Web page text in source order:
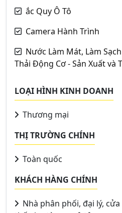
ắc Quy Ô Tô
Camera Hành Trình
Nước Làm Mát, Làm
Thải Động Cơ - Sản Xuất và
LOẠI HÌNH KINH DOANH
Thương mại
THỊ TRƯỜNG CHÍNH
Toàn quốc
KHÁCH HÀNG CHÍNH
Nhà phân phối, đại lý,